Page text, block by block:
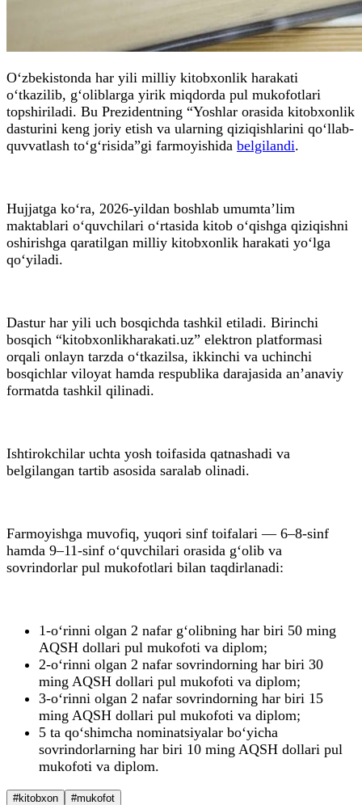
O‘zbekistonda har yili milliy kitobxonlik harakati
o‘tkazilib, g‘oliblarga yirik miqdorda pul mukofotlari
topshiriladi. Bu Prezidentning “Yoshlar orasida kitobxonlik
dasturini keng joriy etish va ularning qiziqishlarini qo‘llab-
quvvatlash to‘g‘risida”gi farmoyishida belgilandi.
Hujjatga ko‘ra, 2026-yildan boshlab umumta’lim
maktablari o‘quvchilari o‘rtasida kitob o‘qishga qiziqishni
oshirishga qaratilgan milliy kitobxonlik harakati yo‘lga
qo‘yiladi.
Dastur har yili uch bosqichda tashkil etiladi. Birinchi
bosqich “kitobxonlikharakati.uz” elektron platformasi
orqali onlayn tarzda o‘tkazilsa, ikkinchi va uchinchi
bosqichlar viloyat hamda respublika darajasida an’anaviy
formatda tashkil qilinadi.
Ishtirokchilar uchta yosh toifasida qatnashadi va
belgilangan tartib asosida saralab olinadi.
Farmoyishga muvofiq, yuqori sinf toifalari — 6–8-sinf
hamda 9–11-sinf o‘quvchilari orasida g‘olib va
sovrindorlar pul mukofotlari bilan taqdirlanadi:
1-o‘rinni olgan 2 nafar g‘olibning har biri 50 ming
AQSH dollari pul mukofoti va diplom;
2-o‘rinni olgan 2 nafar sovrindorning har biri 30
ming AQSH dollari pul mukofoti va diplom;
3-o‘rinni olgan 2 nafar sovrindorning har biri 15
ming AQSH dollari pul mukofoti va diplom;
5 ta qo‘shimcha nominatsiyalar bo‘yicha
sovrindorlarning har biri 10 ming AQSH dollari pul
mukofoti va diplom.
#kitobxon #mukofot